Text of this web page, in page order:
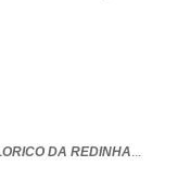
DA REDINHA...